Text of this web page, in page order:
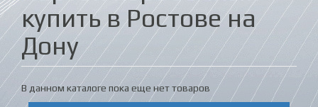
купить в Ростове на
Дону
В данном каталоге пока еще нет товаров